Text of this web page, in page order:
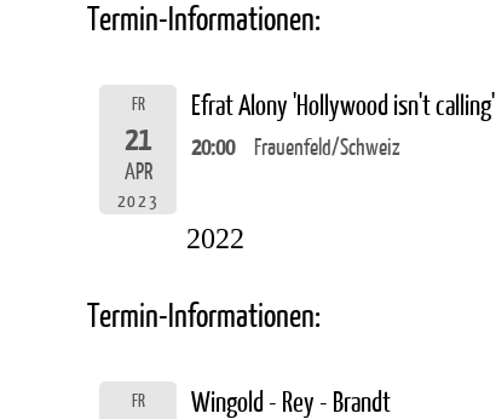
Termin-Informationen:
FR
21
APR
2023
Efrat Alony 'Hollywood isn't calling'
20:00 Frauenfeld/Schweiz
2022
Termin-Informationen:
FR Wingold - Rey - Brandt